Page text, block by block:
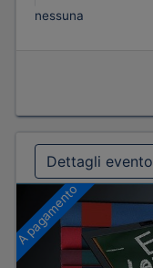
nessuna
Dettagli evento
A pagamento